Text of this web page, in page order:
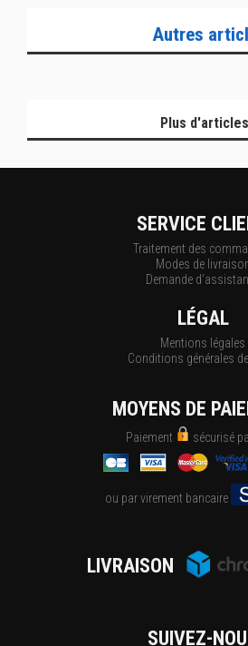
Autres
Plus
SERVICE
Traitement des
Modes de
Demande
LÉGAL
Mentions légales
Conditions générales
MOYENS DE
Paiement sécurisé
ou par virement bancaire
LIVRAISON
SUIVEZ-